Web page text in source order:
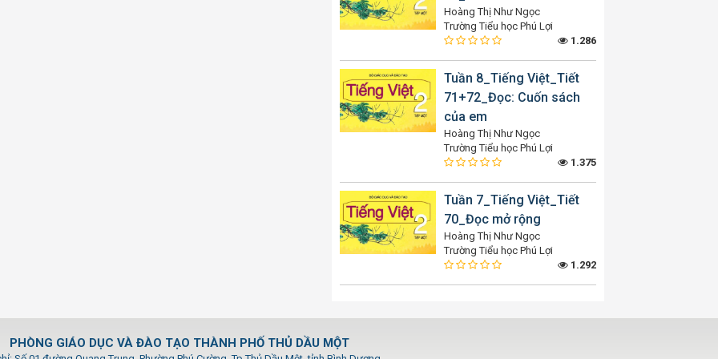
Hoàng Thị Như Ngọc
Trường Tiểu học Phú Lợi
1.286
Tuần 8_Tiếng Việt_Tiết
71+72_Đọc: Cuốn sách
của em
Hoàng Thị Như Ngọc
Trường Tiểu học Phú Lợi
1.375
Tuần 7_Tiếng Việt_Tiết
70_Đọc mở rộng
Hoàng Thị Như Ngọc
Trường Tiểu học Phú Lợi
1.292
PHÒNG GIÁO DỤC VÀ ĐÀO TẠO THÀNH PHỐ THỦ DẦU MỘT